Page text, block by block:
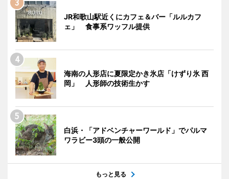
JR和歌山駅近くにカフェ＆バー「ルルカフ
ェ」 食事系ワッフル提供
海南の人形店に夏限定かき氷店「けずり氷 西
岡」 人形師の技術生かす
白浜・「アドベンチャーワールド」でパルマ
ワラビー3頭の一般公開
もっと見る